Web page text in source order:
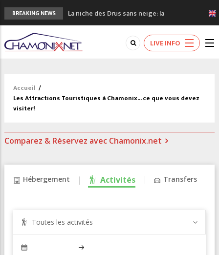
BREAKING NEWS
La niche des Drus sans neige: la
sécheresse en haute montagne
3 bonnes raisons pour visiter le nouveau
Musée du Mont-Blanc
Accidents en montagne: 3 personnes sont
à pied à Chamonix
LIVE INFO
Accueil /
Les Attractions Touristiques à Chamonix... ce que vous devez
visiter!
Comparez & Réservez avec Chamonix.net
Hébergement Activités Transfers
Toutes les activités